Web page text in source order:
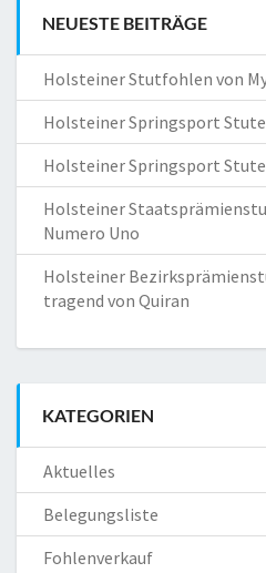
NEUESTE BEITRÄGE
Holsteiner Stutfohlen von
Holsteiner Springsport
Holsteiner Springsport Stute
Holsteiner
Numero Uno
Holsteiner
tragend von Quiran
KATEGORIEN
Aktuelles
Belegungsliste
Fohlenverkauf